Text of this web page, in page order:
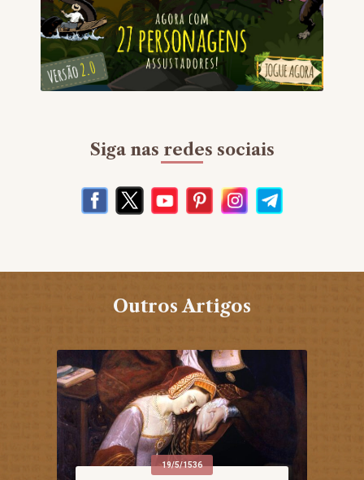
Siga nas redes sociais
Outros Artigos
19/5/1536